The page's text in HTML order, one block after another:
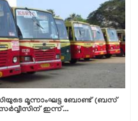
മൂന്നാംഘട്ട ബോണ്ട് (ബസ്
ഇന്ന്...